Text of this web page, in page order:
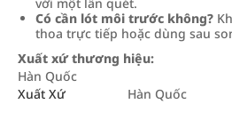
Có cần lót môi trước không?
thoa trực tiếp hoặc dùng sau
Xuất xứ thương hiệu:
Hàn Quốc
Xuất Xứ
Hàn Quốc